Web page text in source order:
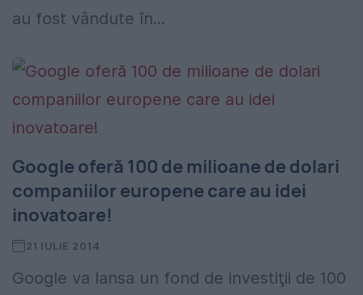
au fost vândute în...
Google oferă 100 de milioane de dolari
companiilor europene care au idei
inovatoare!
21 IULIE 2014
Google va lansa un fond de investiţii de 100